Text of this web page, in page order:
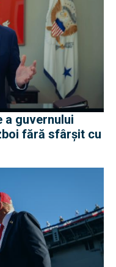
a guvernului
fără sfârșit cu